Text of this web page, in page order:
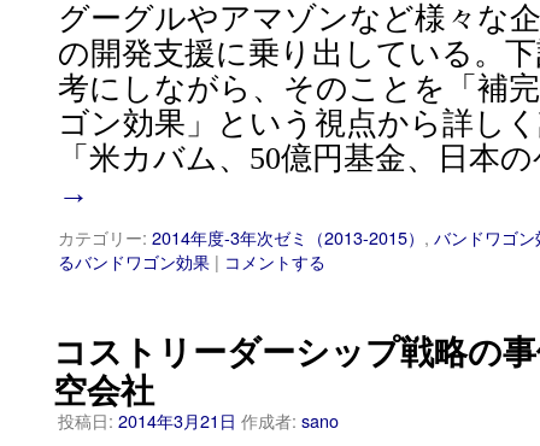
グーグルやアマゾンなど様々な
の開発支援に乗り出している。
考にしながら、そのことを「補
ゴン効果」という視点から詳し
「米カバム、50億円基金、日本
→
カテゴリー: 2014年度-3年次ゼミ（2013-2015） , バンドワゴン
るバンドワゴン効果 | コメントする
コストリーダーシップ戦略の
空会社
投稿日: 2014年3月21日 作成者: sano